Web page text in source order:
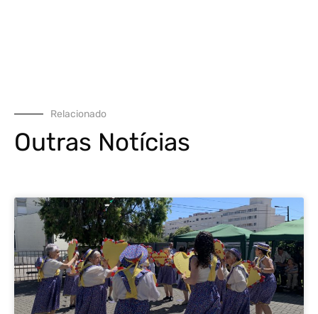
Relacionado
Outras Notícias